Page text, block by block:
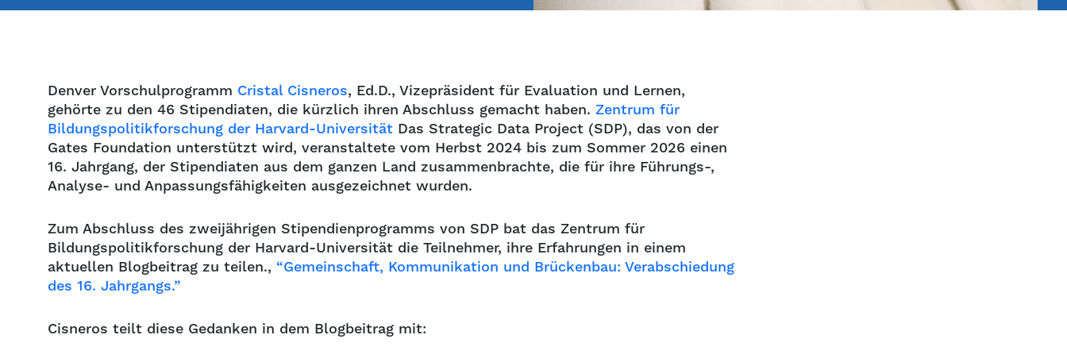
Denver Vorschulprogramm Cristal Cisneros, Ed.D., Vizepräsident für Evaluation und Lernen,
gehörte zu den 46 Stipendiaten, die kürzlich ihren Abschluss gemacht haben. Zentrum für
Bildungspolitikforschung der Harvard-Universität Das Strategic Data Project (SDP), das von der
Gates Foundation unterstützt wird, veranstaltete vom Herbst 2024 bis zum Sommer 2026 einen
16. Jahrgang, der Stipendiaten aus dem ganzen Land zusammenbrachte, die für ihre Führungs-,
Analyse- und Anpassungsfähigkeiten ausgezeichnet wurden.
Zum Abschluss des zweijährigen Stipendienprogramms von SDP bat das Zentrum für
Bildungspolitikforschung der Harvard-Universität die Teilnehmer, ihre Erfahrungen in einem
aktuellen Blogbeitrag zu teilen., “Gemeinschaft, Kommunikation und Brückenbau: Verabschiedung
des 16. Jahrgangs.”
Cisneros teilt diese Gedanken in dem Blogbeitrag mit: